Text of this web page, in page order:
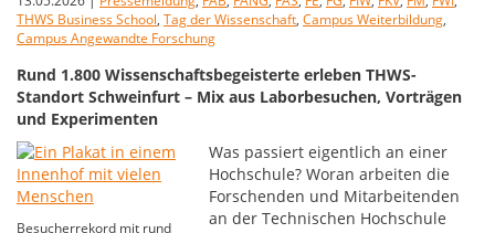
THWS Business School, Tag der Wissenschaft, Campus Weiterbildung,
Campus Angewandte Forschung
Rund 1.800 Wissenschaftsbegeisterte erleben THWS-
Standort Schweinfurt – Mix aus Laborbesuchen, Vorträgen
und Experimenten
Besucherrekord mit rund
Was passiert eigentlich an einer
Hochschule? Woran arbeiten die
Forschenden und Mitarbeitenden
an der Technischen Hochschule